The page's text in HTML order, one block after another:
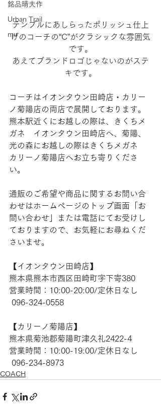
銘品晴夫作
Urban Trail
mu
テンプルにあしらったポリッシュ仕上
げのコーチの“C”がクラシックな雰囲気
です。
あえてブランドロゴじゃないのがステ
キです。
コーチはイオンタウン田崎店・カリー
ノ菊陽店の両店で展開しております。
熊本駅近くにお越しの際は、きくちメ
ガネ　イオンタウン田崎店へ、菊陽、
光の森にお越しの際はきくちメガネ
カリーノ菊陽店へお立ち寄りくださ
い。
通販のご希望や商品に関するお問い合
わせはホームページのトップ画面「お
問い合わせ」または電話にてお受けし
ておりますので、お気軽にお尋ねくだ
さいませ。
【​イオンタウン田崎店】
熊本県熊本市西区田崎町字下寄380
営業時間：10:00-20:00/定休日なし
096-324-0558
【​カリーノ菊陽店】
熊本県菊池郡菊陽町津久礼2422-4
営業時間：10:00-19:00/定休日なし
096-234-8973
COACH